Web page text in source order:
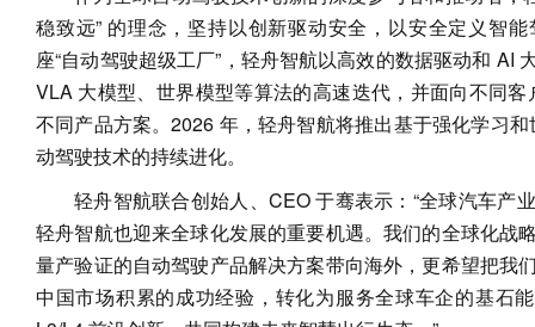
稳致远” 的理念，坚持以创新驱动安全，以安全定义智
座“自动驾驶超级工厂”，轻舟智航以高效的数据驱动和 AI
VLA 大模型、世界模型等算法的高速迭代，并面向不同
不同产品方案。2026 年，轻舟智航将推出基于强化学习
动驾驶技术的持续进化。
轻舟智航联合创始人、CEO 于骞表示：“全球汽车产
轻舟智航也迎来全球化发展的重要机遇。我们的全球化战
量产验证的自动驾驶产品解决方案带向海外，更希望把我
中国市场积累的成功经验，转化为服务全球车企的基石